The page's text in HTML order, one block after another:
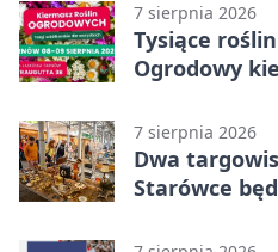
7 sierpnia 2026
Tysiące
Ogrodowy
7 sierpnia 2026
Dwa
Starówce